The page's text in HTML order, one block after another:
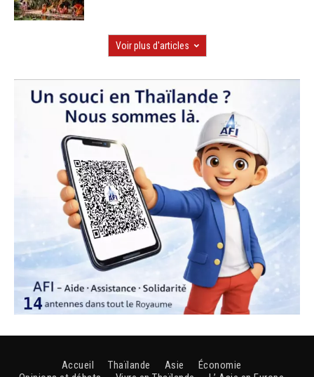
Voir plus d'articles
Accueil Thaïlande Asie
Économie